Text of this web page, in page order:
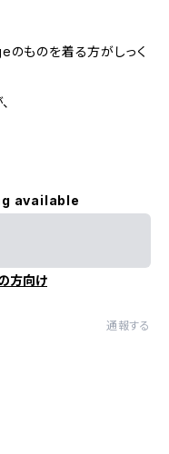
のものを着る方がしっく
available
方向け
通報する